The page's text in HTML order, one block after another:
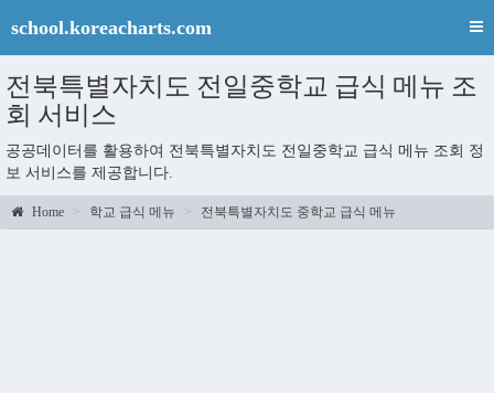
school.koreacharts.com
전북특별자치도 전일중학교 급식 메뉴 조
회 서비스
공공데이터를 활용하여 전북특별자치도 전일중학교 급식 메뉴 조회 정
보 서비스를 제공합니다.
Home 학교 급식 메뉴 전북특별자치도 중학교 급식 메뉴